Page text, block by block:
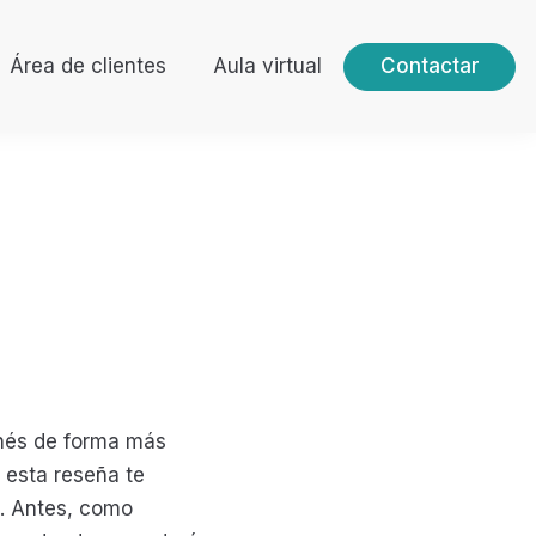
Área de clientes Aula virtual Contactar
de forma más
reseña te
Antes, como